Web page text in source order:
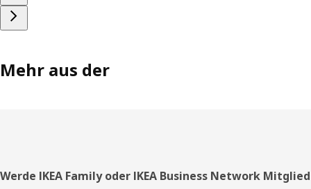
Mehr aus der
Fußzeile
Werde IKEA Family oder IKEA Business Network Mitglied